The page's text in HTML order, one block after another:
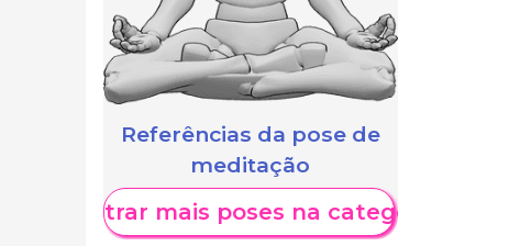
Referências da pose de
meditação
Mostrar mais poses na categoria